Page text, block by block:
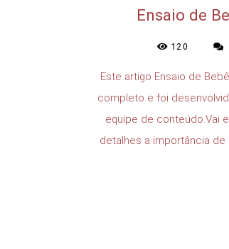
Ensaio de
120
Este artigo Ensaio de
completo e foi
equipe de conteúdo.Vai
detalhes a importância de